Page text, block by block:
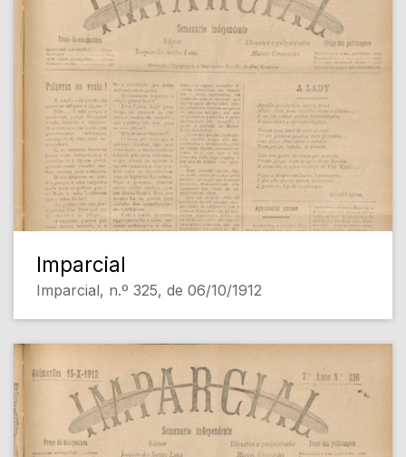
Imparcial
Imparcial, n.º 325, de 06/10/1912